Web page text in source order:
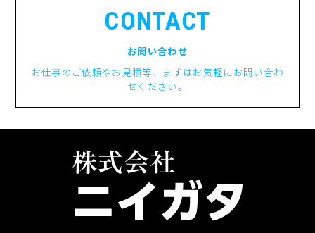
CONTACT
お問い合わせ
お仕事のご依頼やお見積等、まずはお気軽にお問い合わ
せください。